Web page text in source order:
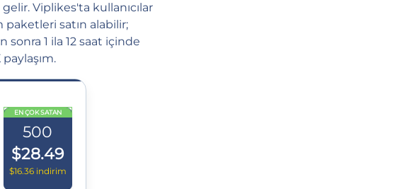
Viplikes'ta kullanıcılar
paketleri satın alabilir;
sonra 1 ila 12 saat içinde
EN ÇOK SATAN
500
$28.49
$16.36 indirim